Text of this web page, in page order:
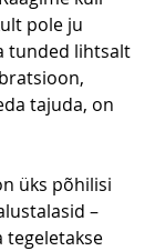
pole ju
tunded lihtsalt
tajuda, on
üks põhilisi
–
tegeletakse